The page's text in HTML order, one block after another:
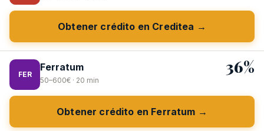
Obtener crédito en Creditea →
FER
Ferratum
50–600€ · 20 min
36%
Obtener crédito en Ferratum →